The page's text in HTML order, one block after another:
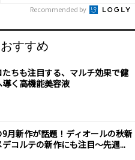
Recommended by
すすめ
ちも注目する、マルチ効果で健
く高機能美容液
月新作が話題！ディオールの秋新
コルテの新作にも注目～先週...